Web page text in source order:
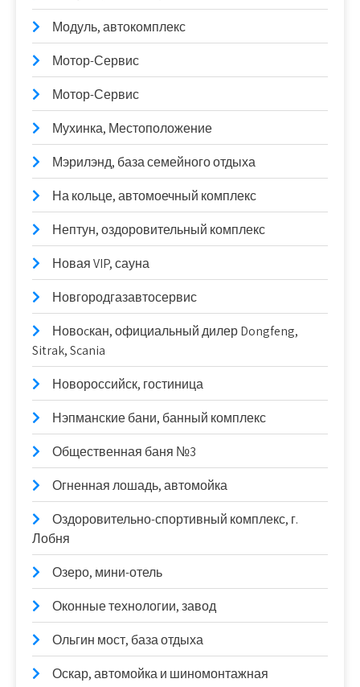
Модуль, автокомплекс
Мотор-Сервис
Мотор-Сервис
Мухинка, Местоположение
Мэрилэнд, база семейного отдыха
На кольце, автомоечный комплекс
Нептун, оздоровительный комплекс
Новая VIP, сауна
Новгородгазавтосервис
Новоcкан, официальный дилер Dongfeng,
Sitrak, Scania
Новороссийск, гостиница
Нэпманские бани, банный комплекс
Общественная баня №3
Огненная лошадь, автомойка
Оздоровительно-спортивный комплекс, г.
Лобня
Озеро, мини-отель
Оконные технологии, завод
Ольгин мост, база отдыха
Оскар, автомойка и шиномонтажная